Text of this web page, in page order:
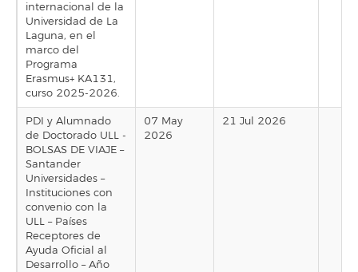
internacional de la
Universidad de La
Laguna, en el
marco del
Programa
Erasmus+ KA131,
curso 2025-2026.
PDI y Alumnado
de Doctorado ULL -
BOLSAS DE VIAJE –
Santander
Universidades –
Instituciones con
convenio con la
ULL – Países
Receptores de
Ayuda Oficial al
Desarrollo – Año
07 May
2026
21 Jul 2026